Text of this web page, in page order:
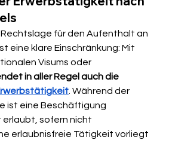
für den Aufenthalt an
eine klare Einschränkung: Mit
Visums oder
in aller Regel auch die
. Während der
ist eine Beschäftigung
sofern nicht
erlaubnisfreie Tätigkeit vorliegt